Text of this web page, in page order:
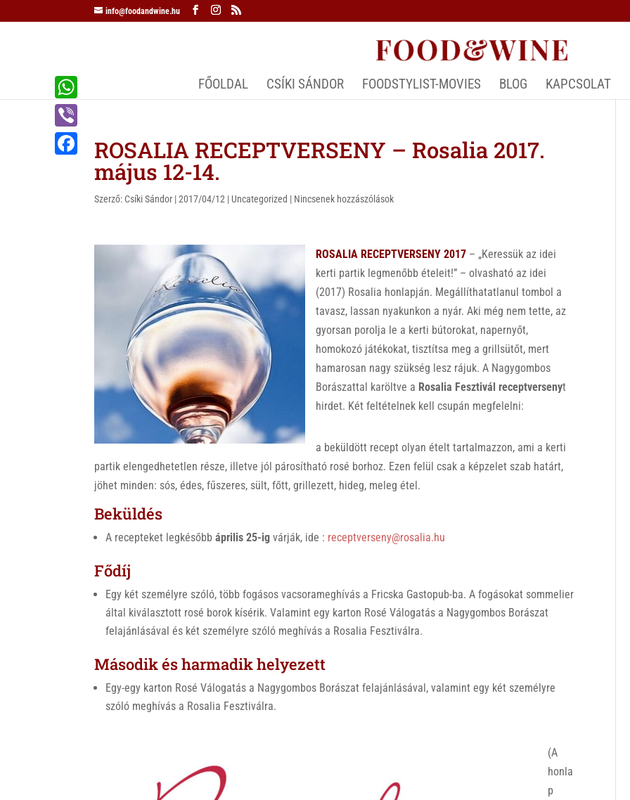
info@foodandwine.hu
FŐOLDAL CSÍKI SÁNDOR FOODSTYLIST-MOVIES BLOG KAPCSOLAT
ROSALIA RECEPTVERSENY – Rosalia 2017.
május 12-14.
Szerző: Csíki Sándor |2017/04/12 | Uncategorized | Nincsenek hozzászólások
ROSALIA RECEPTVERSENY 2017 – „Keressük az idei
kerti partik legmenőbb ételeit!” – olvasható az idei
(2017) Rosalia honlapján. Megállíthatatlanul tombol a
tavasz, lassan nyakunkon a nyár. Aki még nem tette, az
gyorsan porolja le a kerti bútorokat, napernyőt,
homokozó játékokat, tisztítsa meg a grillsütőt, mert
hamarosan nagy szükség lesz rájuk. A Nagygombos
Borászattal karöltve a Rosalia Fesztivál receptversenyt
hirdet. Két feltételnek kell csupán megfelelni:
a beküldött recept olyan ételt tartalmazzon, ami a kerti
partik elengedhetetlen része, illetve jól párosítható rosé borhoz. Ezen felül csak a képzelet szab határt,
jöhet minden: sós, édes, fűszeres, sült, főtt, grillezett, hideg, meleg étel.
Beküldés
A recepteket legkésőbbáprilis 25-ig várják, ide : receptverseny@rosalia.hu
Fődíj
Egy két személyre szóló, több fogásos vacsorameghívás a Fricska Gastopub-ba. A fogásokat sommelier
által kiválasztott rosé borok kísérik. Valamint egy karton Rosé Válogatás a Nagygombos Borászat
felajánlásával és két személyre szóló meghívás a Rosalia Fesztiválra.
Második és harmadik helyezett
Egy-egy karton Rosé Válogatás a Nagygombos Borászat felajánlásával, valamint egy két személyre
szóló meghívás a Rosalia Fesztiválra.
(A
honla
p
W
h
a
V